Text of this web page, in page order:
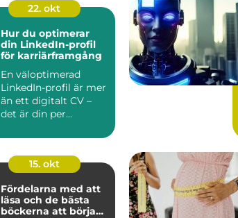
22. okt
Hur du optimerar
din LinkedIn-profil
för karriärframgång
En väloptimerad
LinkedIn-profil är mer
än ett digitalt CV –
det är din per...
15. okt
Fördelarna med att
läsa och de bästa
böckerna att börja